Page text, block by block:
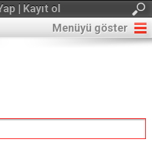
| Kayıt ol
Menüyü göster